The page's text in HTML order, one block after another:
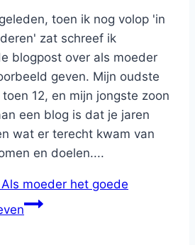
toen ik nog volop 'in
zat schreef ik
blogpost over als moeder
geven. Mijn oudste
12, en mijn jongste zoon
een blog is dat je jaren
wat er terecht kwam van
en doelen....
Als moeder het goede